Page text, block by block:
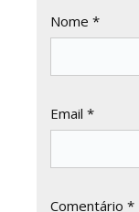
Nome *
Email *
Comentário *